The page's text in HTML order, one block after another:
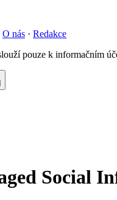
O nás · Redakce
pouze k informačním
Social